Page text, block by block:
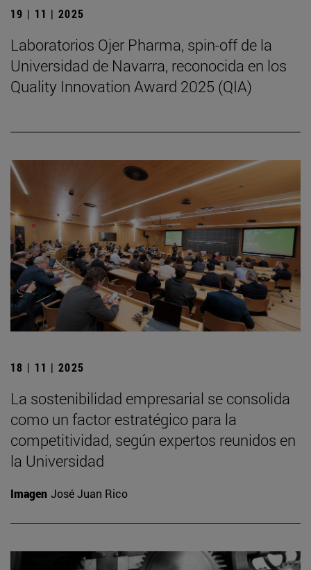
19 | 11 | 2025
Laboratorios Ojer Pharma, spin-off de la
Universidad de Navarra, reconocida en los
Quality Innovation Award 2025 (QIA)
18 | 11 | 2025
La sostenibilidad empresarial se consolida
como un factor estratégico para la
competitividad, según expertos reunidos en
la Universidad
Imagen José Juan Rico